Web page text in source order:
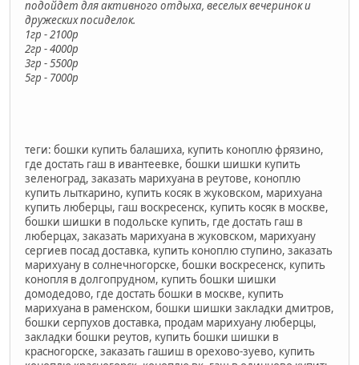
подойдет для активного отдыха, веселых вечеринок и
дружеских посиделок.
1гр - 2100р
2гр - 4000р
3гр - 5500р
5гр - 7000р
теги: бошки купить балашиха, купить коноплю фрязино,
где достать гаш в ивантеевке, бошки шишки купить
зеленоград, заказать марихуана в реутове, коноплю
купить лыткарино, купить косяк в жуковском, марихуана
купить люберцы, гаш воскресенск, купить косяк в москве,
бошки шишки в подольске купить, где достать гаш в
люберцах, заказать марихуана в жуковском, марихуану
сергиев посад доставка, купить коноплю ступино, заказать
марихуану в солнечногорске, бошки воскресенск, купить
конопля в долгопрудном, купить бошки шишки
домодедово, где достать бошки в москве, купить
марихуана в раменском, бошки шишки закладки дмитров,
бошки серпухов доставка, продам марихуану люберцы,
закладки бошки реутов, купить бошки шишки в
красногорске, заказать гашиш в орехово-зуево, купить